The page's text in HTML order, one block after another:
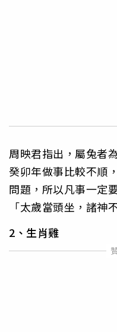
周映君指出，屬兔者
癸卯年做事比較不順
問題，所以凡事一定
「太歲當頭坐，諸神
2、生肖雞